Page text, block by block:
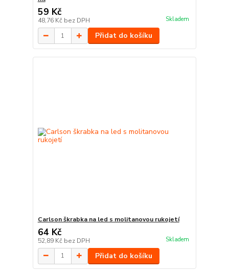
59 Kč
48,76 Kč bez DPH Skladem
Přidat do košíku
Carlson škrabka na led s molitanovou rukojetí
64 Kč
52,89 Kč bez DPH Skladem
Přidat do košíku